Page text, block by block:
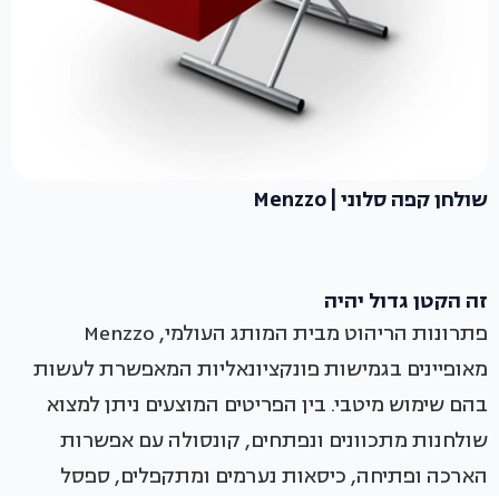
שולחן קפה סלוני | Menzzo
זה הקטן גדול יהיה
פתרונות הריהוט מבית המותג העולמי, Menzzo
מאופיינים בגמישות פונקציונאליות המאפשרת לעשות
בהם שימוש מיטבי. בין הפריטים המוצעים ניתן למצוא
שולחנות מתכוונים ונפתחים, קונסולה עם אפשרות
הארכה ופתיחה, כיסאות נערמים ומתקפלים, ספסל